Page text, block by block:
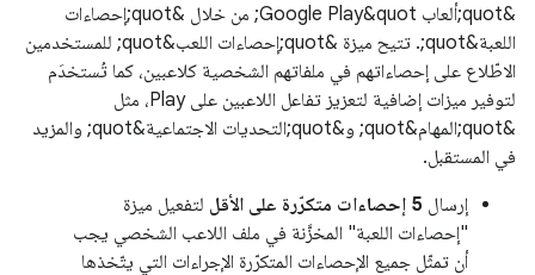
&quot;ألعاب Google Play&quot; من خلال &quot;إحصاءات
اللعبة&quot;. تتيح ميزة &quot;إحصاءات اللعب&quot; للمستخدمين
الاطّلاع على إحصاءاتهم في ملفاتهم الشخصية كلاعبين، كما تُستخدَم
لتوفير ميزات إضافية لتعزيز تفاعل اللاعبين على Play، مثل
&quot;المهام&quot; و&quot;التحديات الاجتماعية&quot; والمزيد
في المستقبل.
إرسال 5 إحصاءات متكرّرة على الأقل
لتفعيل ميزة
"إحصاءات اللعبة" المخزَّنة في ملف اللاعب الشخصي يجب
أن تمثّل جميع الإحصاءات المتكرّرة الإجراءات التي يتّخذها